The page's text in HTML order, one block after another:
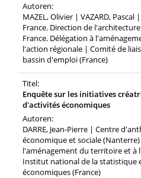
Autoren:
MAZEL, Olivier | VAZARD, Pascal
France. Direction de
France. Délégation à
l'action régionale | Comité de
bassin d'emploi (France)
Titel:
Enquête sur les initiatives
d'activités économiques
Autoren:
DARRE, Jean-Pierre | Centre
économique et sociale
l'aménagement du territoire et à
Institut national de la statistique
économiques (France)